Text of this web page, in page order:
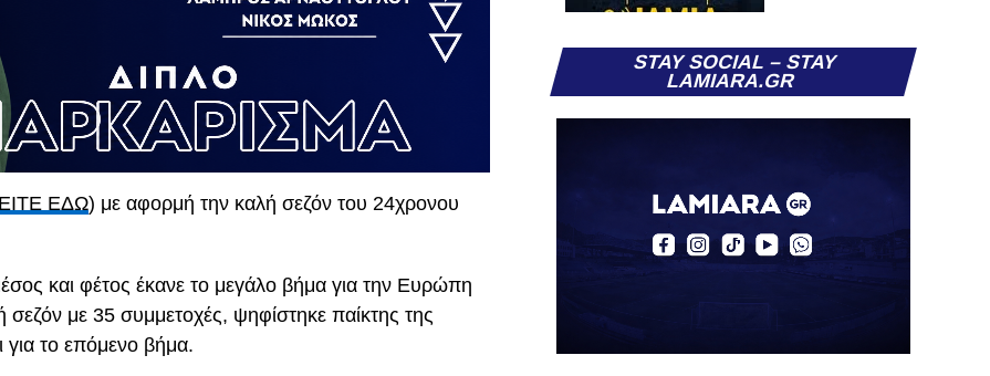
ΕΔΩ) με αφορμή την καλή σεζόν του 24χρονου
και φέτος έκανε το μεγάλο βήμα για την Ευρώπη
σεζόν με 35 συμμετοχές, ψηφίστηκε παίκτης της
για το επόμενο βήμα.
STAY SOCIAL – STAY
LAMIARA.GR